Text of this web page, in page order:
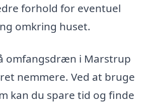
forhold for eventuel
omkring huset.
omfangsdræn i Marstrup
nemmere. Ved at bruge
kan du spare tid og finde